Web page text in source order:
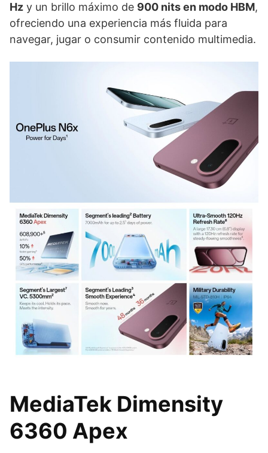
Hz y un brillo máximo de 900 nits en modo HBM,
ofreciendo una experiencia más fluida para
navegar, jugar o consumir contenido multimedia.
MediaTek Dimensity
6360 Apex